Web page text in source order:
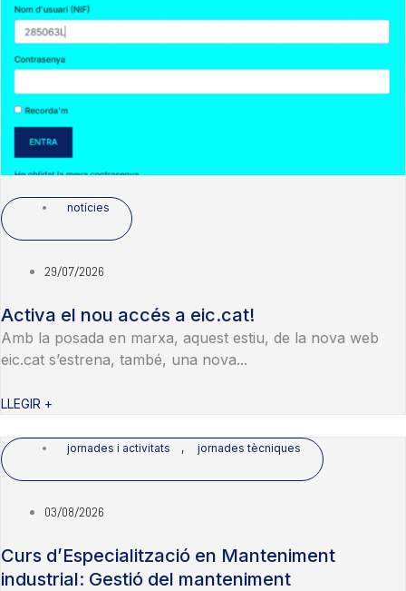
notícies
29/07/2026
Activa el nou accés a eic.cat!
Amb la posada en marxa, aquest estiu, de la nova web
eic.cat s’estrena, també, una nova...
LLEGIR +
jornades i activitats , jornades tècniques
03/08/2026
Curs d’Especialització en Manteniment
industrial: Gestió del manteniment